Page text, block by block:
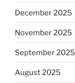
December 2025
November 2025
September 2025
August 2025